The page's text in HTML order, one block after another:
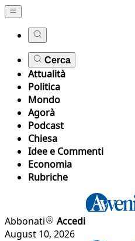
Cerca
Attualità
Politica
Mondo
Agorà
Podcast
Chiesa
Idee e Commenti
Economia
Rubriche
Abbonati
Accedi
August 10, 2026